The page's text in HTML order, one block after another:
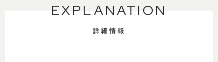
タップで電話をかける
EXPLANATION
詳細情報